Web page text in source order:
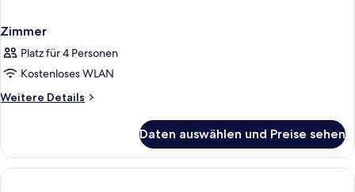
Zimmer
Platz für 4 Personen
Kostenloses WLAN
Weitere Details
Weitere
Daten auswählen und Preise sehen